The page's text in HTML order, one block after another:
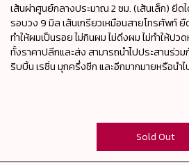
เส้นผ่าศูนย์กลางประมาณ 2 ซม. (เส้นเล็ก) ยี
รอบวง 9 มิล เส้นเกรียวเหมือนสายโทรศัพท์ ยื
ทำให้ผมเป็นรอย ไม่กินผม ไม่ดึงผม ไม่ทำให้ปว
ทั้งราคาปลีกและส่ง สามารถนำไปประสานร่วม
ริบบิ้น เรซิ่น มุกครึ่งซีก และอีกมากมายหรือนำ
Sold Out